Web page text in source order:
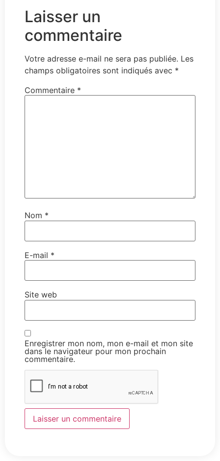
Laisser un
commentaire
Votre adresse e-mail ne sera pas publiée. Les
champs obligatoires sont indiqués avec *
Commentaire *
Nom *
E-mail *
Site web
Enregistrer mon nom, mon e-mail et mon site
dans le navigateur pour mon prochain
commentaire.